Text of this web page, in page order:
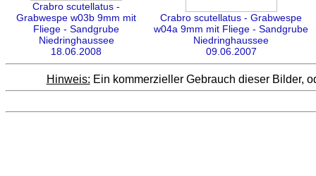
Crabro scutellatus -
Grabwespe w03b 9mm mit
Fliege - Sandgrube
Niedringhaussee
18.06.2008
Crabro scutellatus - Grabwespe
w04a 9mm mit Fliege - Sandgrube
Niedringhaussee
09.06.2007
Hinweis: Ein kommerzieller Gebrauch dieser Bilder,